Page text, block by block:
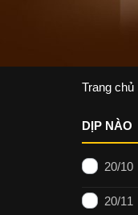
Trang chủ
DỊP NÀO
20/10
20/11